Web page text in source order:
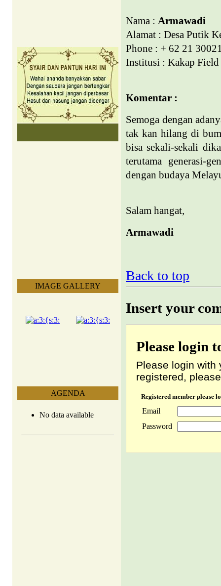
IMAGE GALLERY
AGENDA
No data available
Nama : Armawadi
Alamat : Desa Putik
Phone : + 62 21
Institusi : Kakap
Komentar :
Semoga dengan
tak kan hilang di
bisa sekali-sekali
terutama generasi-
dengan budaya
Salam hangat,
Armawadi
Back to top
Insert your
Please login
Please login with
registered,
Registered member please
Email
Password